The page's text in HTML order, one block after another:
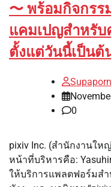
〜 พร้อมกิจกร
แคมเปญสำหรับ
ตั้งแต่วันนี้เป็นต้
Supaporn
0
pixiv Inc. (สำนักงานให
หน้าที่บริหารคือ:
ให้บริการแพลตฟอร์มส